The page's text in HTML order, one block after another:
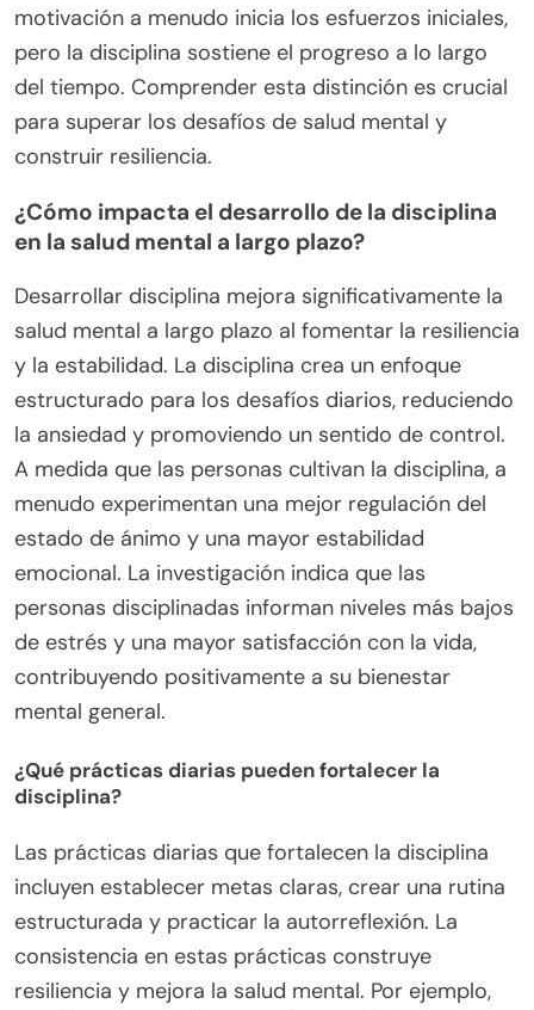
motivación a menudo inicia los esfuerzos iniciales,
pero la disciplina sostiene el progreso a lo largo
del tiempo. Comprender esta distinción es crucial
para superar los desafíos de salud mental y
construir resiliencia.
¿Cómo impacta el desarrollo de la disciplina
en la salud mental a largo plazo?
Desarrollar disciplina mejora significativamente la
salud mental a largo plazo al fomentar la resiliencia
y la estabilidad. La disciplina crea un enfoque
estructurado para los desafíos diarios, reduciendo
la ansiedad y promoviendo un sentido de control.
A medida que las personas cultivan la disciplina, a
menudo experimentan una mejor regulación del
estado de ánimo y una mayor estabilidad
emocional. La investigación indica que las
personas disciplinadas informan niveles más bajos
de estrés y una mayor satisfacción con la vida,
contribuyendo positivamente a su bienestar
mental general.
¿Qué prácticas diarias pueden fortalecer la
disciplina?
Las prácticas diarias que fortalecen la disciplina
incluyen establecer metas claras, crear una rutina
estructurada y practicar la autorreflexión. La
consistencia en estas prácticas construye
resiliencia y mejora la salud mental. Por ejemplo,